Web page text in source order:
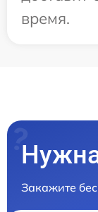
время.
Закажите